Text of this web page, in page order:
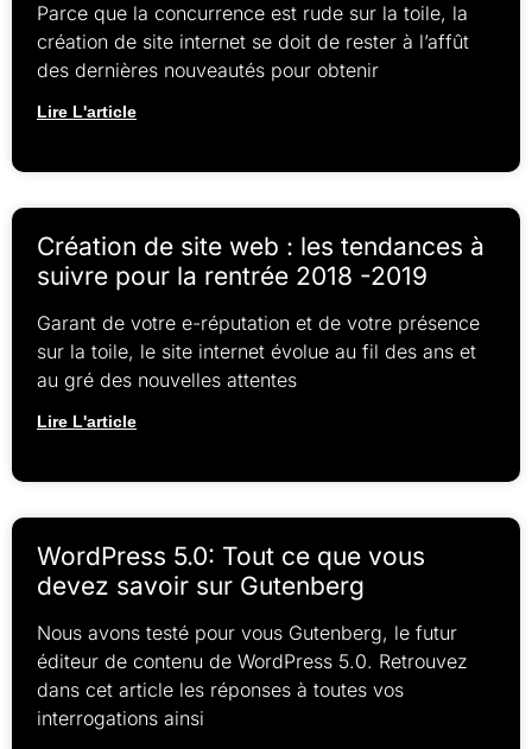
Parce que la concurrence est rude sur la toile, la
création de site internet se doit de rester à l’affût
des dernières nouveautés pour obtenir
Lire L'article
Création de site web : les tendances à
suivre pour la rentrée 2018 -2019
Garant de votre e-réputation et de votre présence
sur la toile, le site internet évolue au fil des ans et
au gré des nouvelles attentes
Lire L'article
WordPress 5.0: Tout ce que vous
devez savoir sur Gutenberg
Nous avons testé pour vous Gutenberg, le futur
éditeur de contenu de WordPress 5.0. Retrouvez
dans cet article les réponses à toutes vos
interrogations ainsi